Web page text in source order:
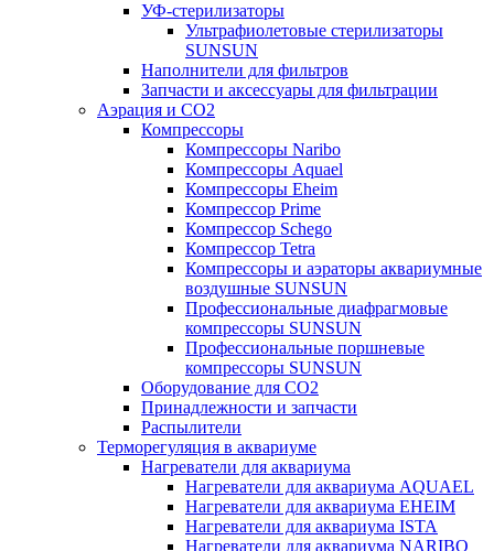
УФ-стерилизаторы
Ультрафиолетовые стерилизаторы
SUNSUN
Наполнители для фильтров
Запчасти и аксессуары для фильтрации
Аэрация и CO2
Компрессоры
Компрессоры Naribo
Компрессоры Aquael
Компрессоры Eheim
Компрессор Prime
Компрессор Schego
Компрессор Tetra
Компрессоры и аэраторы аквариумные
воздушные SUNSUN
Профессиональные диафрагмовые
компрессоры SUNSUN
Профессиональные поршневые
компрессоры SUNSUN
Оборудование для CO2
Принадлежности и запчасти
Распылители
Терморегуляция в аквариуме
Нагреватели для аквариума
Нагреватели для аквариума AQUAEL
Нагреватели для аквариума EHEIM
Нагреватели для аквариума ISTA
Нагреватели для аквариума NARIBO